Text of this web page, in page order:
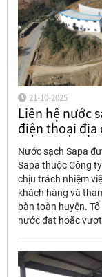
21-10-2025
Liên hệ nước
điện thoại địa
Nước sạch Sapa
Sapa thuộc Công
chịu trách nhiệm
khách hàng và
bàn toàn huyện.
nước đạt hoặc